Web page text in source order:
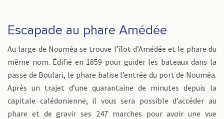
Escapade au phare Amédée
Au large de Nouméa se trouve l’îlot d’Amédée et le phare du
même nom. Édifié en 1859 pour guider les bateaux dans la
passe de Boulari, le phare balise l’entrée du port de Nouméa.
Après un trajet d’une quarantaine de minutes depuis la
capitale calédonienne, il vous sera possible d’accéder au
phare et de gravir ses 247 marches pour avoir une vue